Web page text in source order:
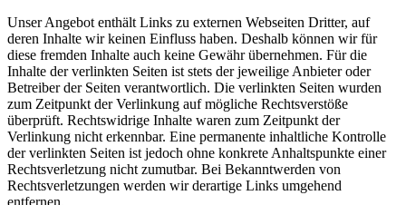
Unser Angebot enthält Links zu externen Webseiten Dritter, auf
deren Inhalte wir keinen Einfluss haben. Deshalb können wir für
diese fremden Inhalte auch keine Gewähr übernehmen. Für die
Inhalte der verlinkten Seiten ist stets der jeweilige Anbieter oder
Betreiber der Seiten verantwortlich. Die verlinkten Seiten wurden
zum Zeitpunkt der Verlinkung auf mögliche Rechtsverstöße
überprüft. Rechtswidrige Inhalte waren zum Zeitpunkt der
Verlinkung nicht erkennbar. Eine permanente inhaltliche Kontrolle
der verlinkten Seiten ist jedoch ohne konkrete Anhaltspunkte einer
Rechtsverletzung nicht zumutbar. Bei Bekanntwerden von
Rechtsverletzungen werden wir derartige Links umgehend
entfernen.